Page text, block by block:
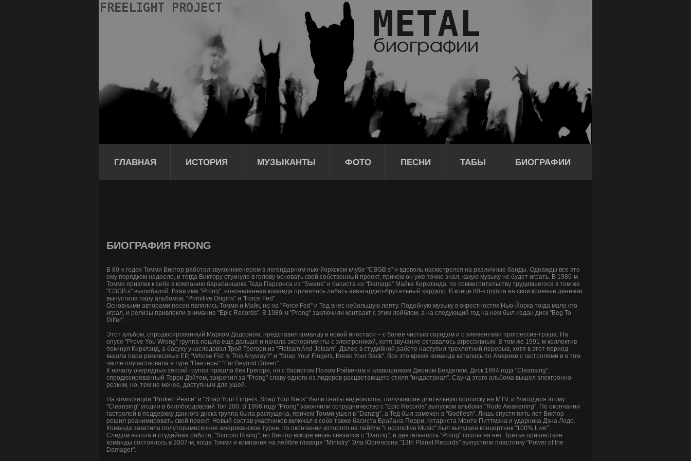
ГЛАВНАЯ ИСТОРИЯ МУЗЫКАНТЫ ФОТО ПЕСНИ ТАБЫ БИОГРАФИИ
БИОГРАФИЯ PRONG
В 80-х годах Томми Виктор работал звукоинженером в легендарном нью-йоркском клубе "CBGB s" и вдоволь насмотрелся на различные банды. Однажды все это
ему порядком надоело, и тогда Виктору стукнуло в голову основать свой собственный проект, причем он уже точно знал, какую музыку не будет играть. В 1986-м
Томми привлек к себе в компанию барабанщика Теда Парсонса из "Swans" и басиста из "Damage" Майка Кирклэнда, по совместительству трудившегося в том же
"CBGB s" вышибалой. Взяв имя "Prong", новоявленная команда принялась лабать авангардно-брутальный хардкор. В конце 80-х группа на свои кровные денежки
выпустила пару альбомов, "Primitive Origins" и "Force Fed".
Основными авторами песен являлись Томми и Майк, но на "Force Fed" и Тед внес небольшую лепту. Подобную музыку в окрестностях Нью-Йорка тогда мало кто
играл, и релизы привлекли внимание "Epic Records". В 1989-м "Prong" заключили контракт с этим лейблом, а на следующий год на нем был издан диск "Beg To
Differ".
Этот альбом, спродюсированный Марком Додсоном, представил команду в новой ипостаси – с более чистым саундом и с элементами прогрессив-трэша. На
опусе "Prove You Wrong" группа пошла еще дальше и начала эксперименты с электроникой, хотя звучание оставалось агрессивным. В том же 1991-м коллектив
покинул Кирклэнд, а басуху унаследовал Трой Грегори из "Flotsam And Jetsam". Далее в студийной работе наступил трехлетний перерыв, хотя в этот период
вышла пара ремиксовых EP, "Whose Fist Is This Anyway?" и "Snap Your Fingers, Break Your Back". Все это время команда каталась по Америке с гастролями и в том
числе поучаствовала в туре "Пантеры" "Far Beyond Driven".
К началу очередных сессий группа пришла без Грегори, но с басистом Полом Рэйвеном и клавишником Джоном Бехделем. Диск 1994 года "Cleansing",
спродюсированный Терри Дэйтом, закрепил за "Prong" славу одного из лидеров расцветающего стиля "индастриал". Саунд этого альбома вышел электронно-
резким, но, тем не менее, доступным для ушей.
На композиции "Broken Peace" и "Snap Your Fingers, Snap Your Neck" были сняты видеоклипы, получившие длительную прописку на MTV, и благодаря этому
"Cleansing" угодил в биллбордовский Топ 200. В 1996 году "Prong" закончили сотрудничество с "Epic Records" выпуском альбома "Rude Awakening". По окончании
гастролей в поддержку данного диска группа была распущена, причем Томми ушел в "Danzig", а Тед был замечен в "Godflesh". Лишь спустя пять лет Виктор
решил реанимировать свой проект. Новый состав участников включал в себя также басиста Брайана Перри, гитариста Монте Питтмэна и ударника Дэна Лодо.
Команда закатила полуторамесячное американское турне, по окончании которого на лейбле "Locomotive Music" был выпущен концертник "100% Live".
Следом вышла и студийная работа, "Scorpio Rising", но Виктор вскоре вновь связался с "Danzig", и деятельность "Prong" сошла на нет. Третье пришествие
команды состоялось в 2007-м, когда Томми и компания на лейбле главаря "Ministry" Эла Юргенсена "13th Planet Records" выпустили пластинку "Power of the
Damager".